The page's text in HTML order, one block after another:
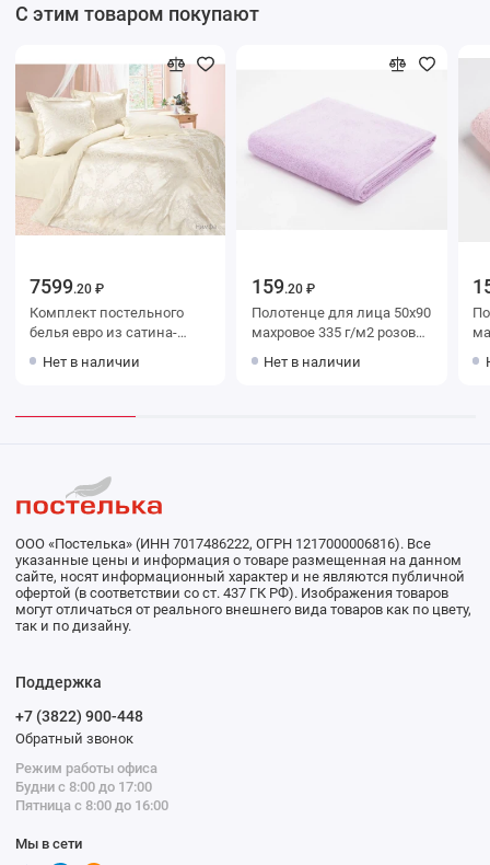
С этим товаром покупают
7599.20 ₽
Комплект постельного
белья евро из сатина-
50х70 2 шт и с
Нет в наличии
159.20 ₽
Полотенце для лица 50х90
махровое 335 г/м2 розовое
Нет в наличии
ООО «Постелька» (ИНН 7017486222, ОГРН 1217000006816). Все
указанные цены и информация о товаре размещенная на данном
сайте, носят информационный характер и не являются публичной
офертой (в соответствии со ст. 437 ГК РФ). Изображения товаров
могут отличаться от реального внешнего вида товаров как по цвету,
так и по дизайну.
Поддержка
+7 (3822) 900-448
Обратный звонок
Режим работы офиса
Будни с 8:00 до 17:00
Пятница с 8:00 до 16:00
Мы в сети